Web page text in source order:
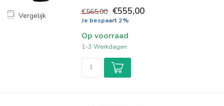
Vergelijk
€565,00 €555,00
Je bespaart 2%
Op voorraad
1-3 Werkdagen